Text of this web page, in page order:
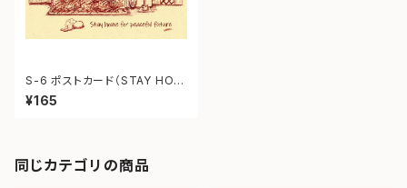
S-6 ポストカード（STAY HOM
E）
¥165
同じカテゴリの商品